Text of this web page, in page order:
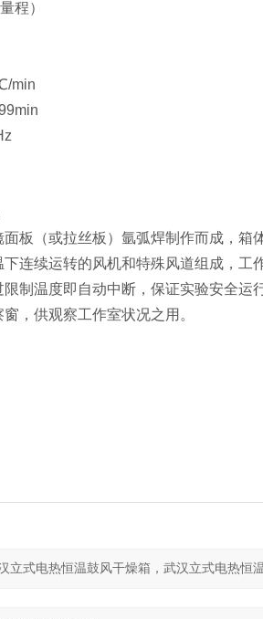
程）
min
板（或拉丝板）氩弧焊制作而成，箱
连续运转的风机和特殊风道组成，工
制温度即自动中断，保证实验安全运
，供观察工作室状况之用。